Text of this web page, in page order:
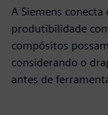
A Siemens
produtibilidade
compósitos
considerando o
antes de